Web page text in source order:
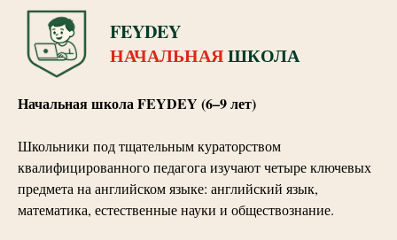
FEYDEY
НАЧАЛЬНАЯШКОЛА
Начальная школа FEYDEY (6–9 лет)
Школьники под тщательным кураторством
квалифицированного педагога изучают четыре ключевых
предмета на английском языке: английский язык,
математика, естественные науки и обществознание.